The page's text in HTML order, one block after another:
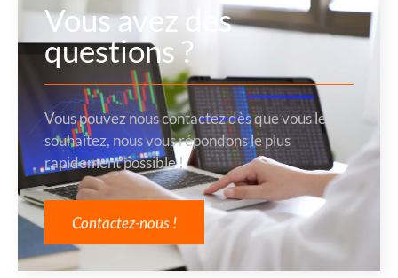
Vous avez des
questions ?
Vous pouvez nous contactez dès que vous le
souhaitez, nous vous répondons le plus
rapidement possible !
Contactez-nous !